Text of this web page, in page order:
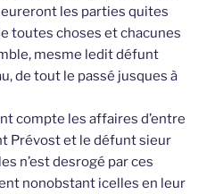
les parties quites
toutes choses et chacunes
mesme ledit défunt
de tout le passé jusques à
compte les affaires d’entre
Prévost et le défunt sieur
n’est desrogé par ces
nonobstant icelles en leur